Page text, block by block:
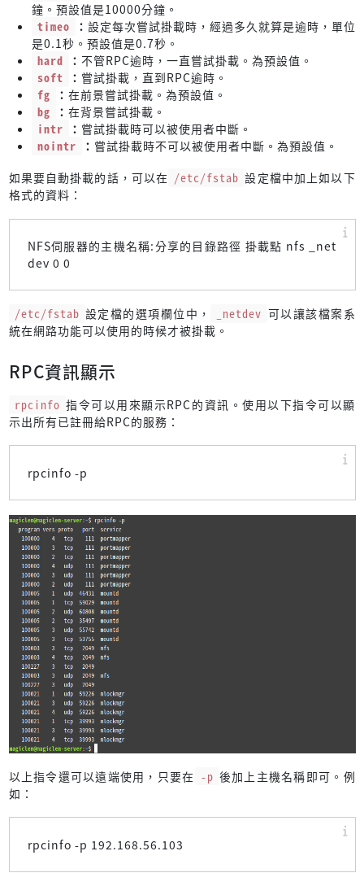
鐘。預設值是10000分鐘。
timeo
： 設定每次嘗試掛載時，經過多久就算是逾時，單位
是0.1秒。預設值是0.7秒。
hard
： 不管RPC逾時，一直嘗試掛載。為預設值。
soft
： 嘗試掛載，直到RPC逾時。
fg
： 在前景嘗試掛載。為預設值。
bg
： 在背景嘗試掛載。
intr
： 嘗試掛載時可以被使用者中斷。
nointr
： 嘗試掛載時不可以被使用者中斷。為預設值。
如果要自動掛載的話，可以在 /etc/fstab 設定檔中加上如以下
格式的資料：
NFS伺服器的主機名稱:分享的目錄路徑 掛載點 nfs _net
dev 0 0
/etc/fstab 設定檔的選項欄位中， _netdev 可以讓該檔案系
統在網路功能可以使用的時候才被掛載。
RPC資訊顯示
rpcinfo 指令可以用來顯示RPC的資訊。使用以下指令可以顯
示出所有已註冊給RPC的服務：
rpcinfo -p
以上指令還可以遠端使用，只要在 -p 後加上主機名稱即可。例
如：
rpcinfo -p 192.168.56.103